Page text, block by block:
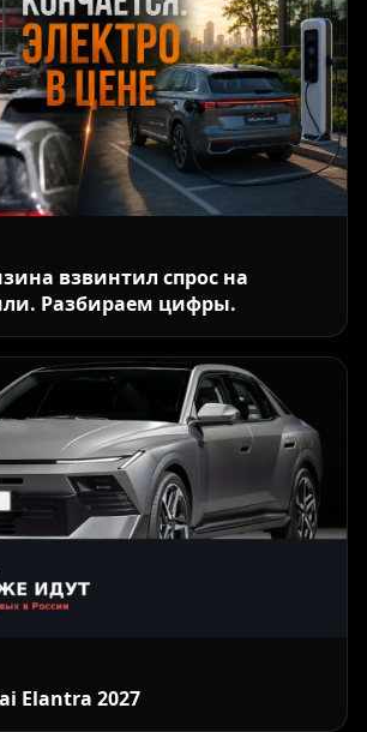
взвинтил спрос на
Разбираем цифры.
Elantra 2027